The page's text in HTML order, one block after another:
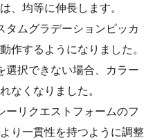
、均等に伸長します。
タムグラデーションピッカ
作するようになりました。
選択できない場合、カラー
なくなりました。
ーリクエストフォームのフ
り一貫性を持つように調整